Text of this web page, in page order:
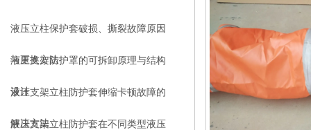
液压立柱保护套破损、撕裂故障原因
与更换方法
液压支架防护罩的可拆卸原理与结构
设计
液压支架立柱防护套伸缩卡顿故障的
解决方法
液压支架立柱防护套在不同类型液压